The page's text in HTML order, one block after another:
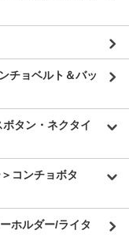
チョベルト＆バッ
タン・ネクタイ
コンチョボタ
ホルダー/ライタ